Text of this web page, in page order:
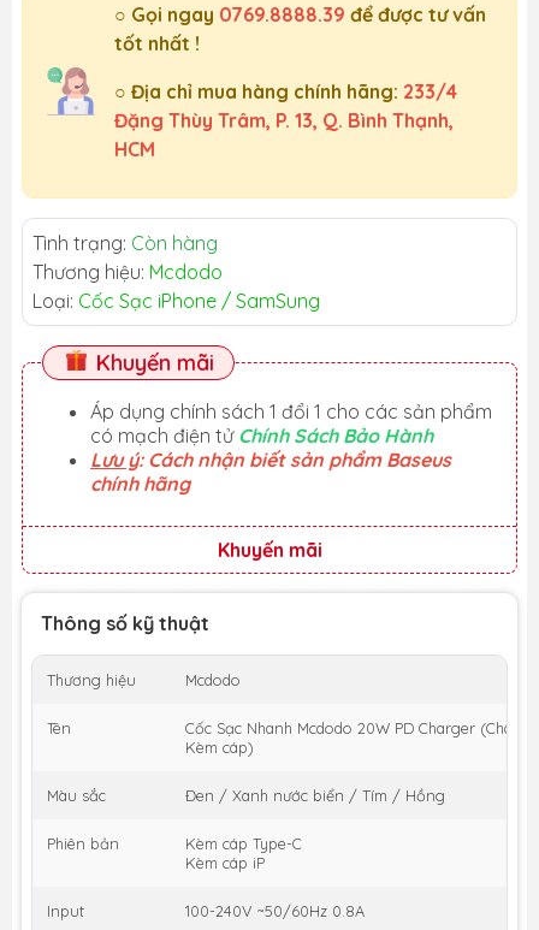
○ Gọi ngay 0769.8888.39 để được tư vấn
tốt nhất !
○ Địa chỉ mua hàng chính hãng: 233/4
Đặng Thùy Trâm, P. 13, Q. Bình Thạnh,
HCM
Tình trạng: Còn hàng
Thương hiệu: Mcdodo
Loại: Cốc Sạc iPhone / SamSung
Khuyến mãi
Áp dụng chính sách 1 đổi 1 cho các sản phẩm
có mạch điện tử Chính Sách Bảo Hành
Lưu ý: Cách nhận biết sản phẩm Baseus
chính hãng
Khuyến mãi
Thông số kỹ thuật
Thương hiệu Mcdodo
Tên
Cốc Sạc Nhanh Mcdodo 20W PD Charger (Chân
Kèm cáp)
Màu sắc Đen / Xanh nước biển / Tím / Hồng
Phiên bản
Kèm cáp Type-C
Kèm cáp iP
Input 100-240V ~50/60Hz 0.8A